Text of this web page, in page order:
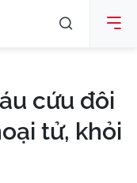
cứu đôi
tử, khỏi